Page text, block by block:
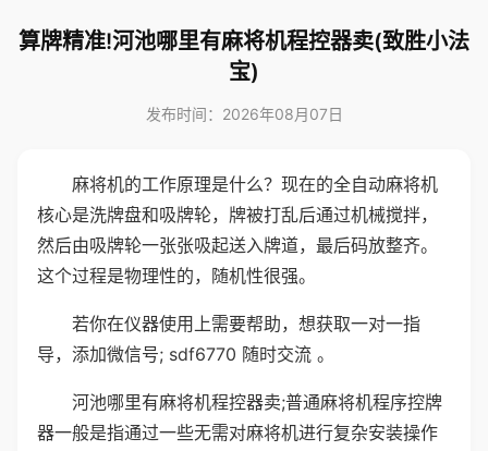
算牌精准!河池哪里有麻将机程控器卖(致胜小法
宝)
发布时间：2026年08月07日
麻将机的工作原理是什么？现在的全自动麻将机
核心是洗牌盘和吸牌轮，牌被打乱后通过机械搅拌，
然后由吸牌轮一张张吸起送入牌道，最后码放整齐。
这个过程是物理性的，随机性很强。
若你在仪器使用上需要帮助，想获取一对一指
导，添加微信号; sdf6770 随时交流 。
河池哪里有麻将机程控器卖;普通麻将机程序控牌
器一般是指通过一些无需对麻将机进行复杂安装操作